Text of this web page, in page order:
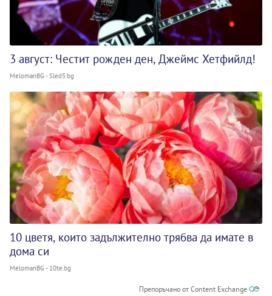
3 август: Честит рожден ден, Джеймс Хетфийлд!
MelomanBG - Sled5.bg
10 цветя, които задължително трябва да имате в
дома си
MelomanBG - 10te.bg
Препоръчано от Content Exchange